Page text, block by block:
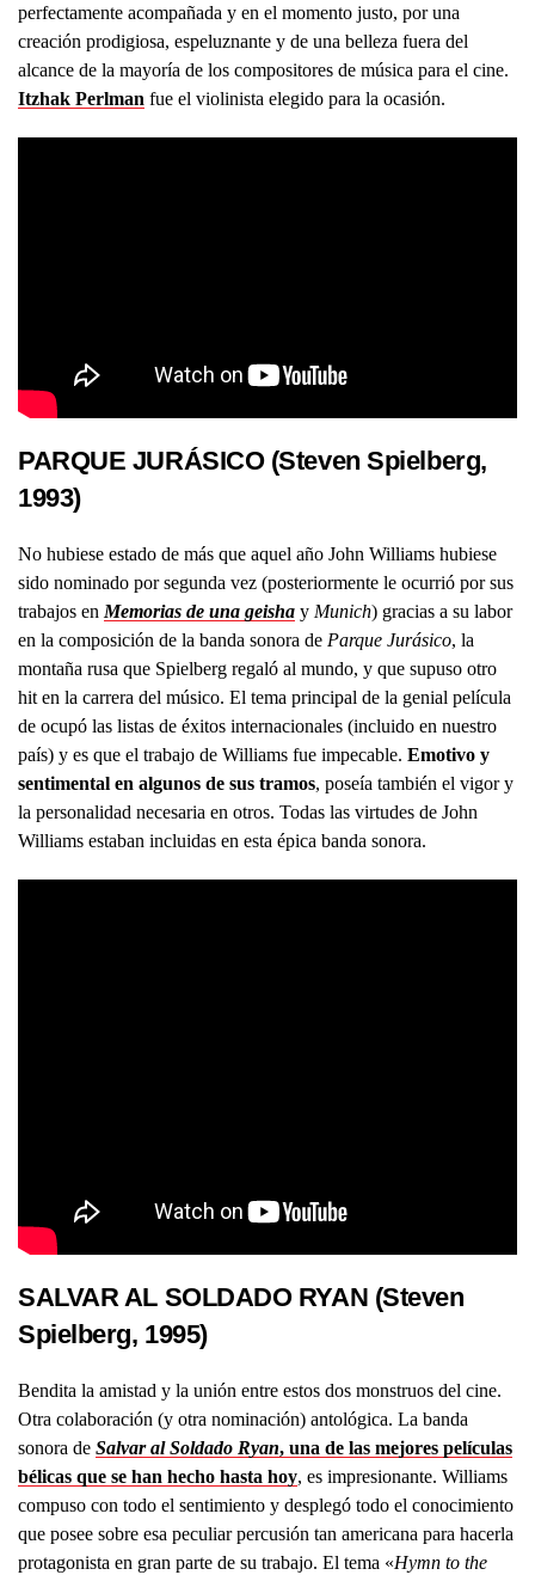
perfectamente acompañada y en el momento justo, por una
creación prodigiosa, espeluznante y de una belleza fuera del
alcance de la mayoría de los compositores de música para el cine.
Itzhak Perlman fue el violinista elegido para la ocasión.
PARQUE JURÁSICO (Steven Spielberg,
1993)
No hubiese estado de más que aquel año John Williams hubiese
sido nominado por segunda vez (posteriormente le ocurrió por sus
trabajos en Memorias de una geisha y Munich) gracias a su labor
en la composición de la banda sonora de Parque Jurásico, la
montaña rusa que Spielberg regaló al mundo, y que supuso otro
hit en la carrera del músico. El tema principal de la genial película
de ocupó las listas de éxitos internacionales (incluido en nuestro
país) y es que el trabajo de Williams fue impecable. Emotivo y
sentimental en algunos de sus tramos, poseía también el vigor y
la personalidad necesaria en otros. Todas las virtudes de John
Williams estaban incluidas en esta épica banda sonora.
SALVAR AL SOLDADO RYAN (Steven
Spielberg, 1995)
Bendita la amistad y la unión entre estos dos monstruos del cine.
Otra colaboración (y otra nominación) antológica. La banda
sonora de Salvar al Soldado Ryan, una de las mejores películas
bélicas que se han hecho hasta hoy, es impresionante. Williams
compuso con todo el sentimiento y desplegó todo el conocimiento
que posee sobre esa peculiar percusión tan americana para hacerla
protagonista en gran parte de su trabajo. El tema «Hymn to the